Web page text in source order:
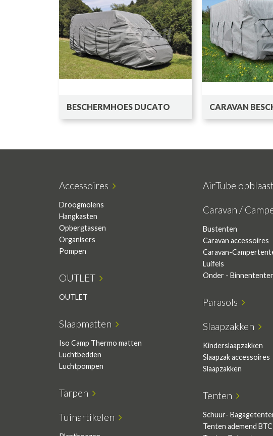
BESCHERMHOES DUCATO CARAVAN
Accessoires
Droogmolens
Hangkasten
Opbergtassen
Organisers
Pompen
AirTube
Caravan /
Bustenten
Caravan accessoires
Caravan-
Luifels
Onder -
OUTLET
OUTLET
Parasols
Slaapmatten
Iso Camp Thermo matten
Luchtbedden
Luchtpompen
Slaapzakken
Kinderslaapzakken
Slaapzak accessoires
Slaapzakken
Tarpen Tenten
Schuur-
Tenten ademend BTC
Tuinartikelen